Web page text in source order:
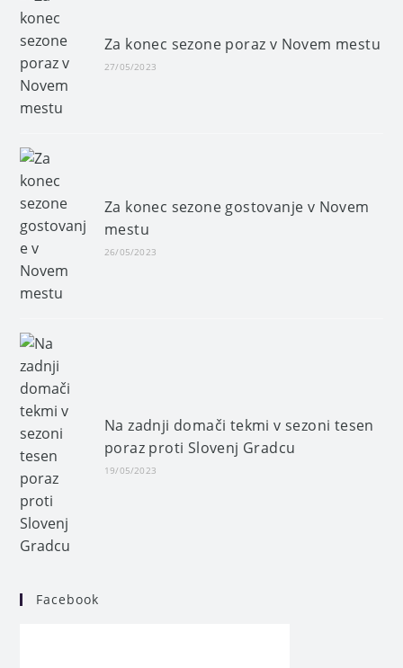
Za konec sezone poraz v Novem mestu
27/05/2023
Za konec sezone gostovanje v Novem
mestu
26/05/2023
Na zadnji domači tekmi v sezoni tesen
poraz proti Slovenj Gradcu
19/05/2023
Facebook